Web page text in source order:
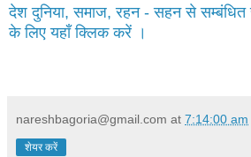
देश दुनिया, समाज, रहन - सहन से सम्बंधित
के लिए यहाँ क्लिक करें ।
nareshbagoria@gmail.com at 7:14:00 am
शेयर करें